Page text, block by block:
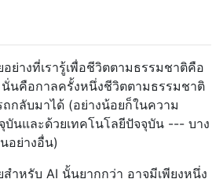
ย่างที่เรารู้เพื่อชีวิตตามธรรมชาติคือ
นคือกาลครั้งหนึ่งชีวิตตามธรรมชาติ
กลับมาได้ (อย่างน้อยก็ในความ
บันและด้วยเทคโนโลยีปัจจุบัน --- บาง
อย่างอื่น)
ำหรับ AI นั้นยากกว่า อาจมีเพียงหนึ่ง